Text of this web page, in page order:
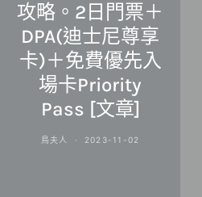
攻略。2日門票＋
DPA(迪士尼尊享
卡)＋免費優先入
場卡Priority
Pass [文章]
鳥夫人 2023-11-02